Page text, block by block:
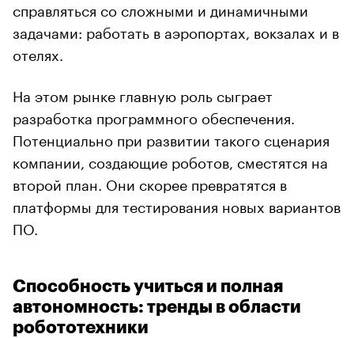
справляться со сложными и динамичными
задачами: работать в аэропортах, вокзалах и в
отелях.
На этом рынке главную роль сыграет
разработка программного обеспечения.
Потенциально при развитии такого сценария
компании, создающие роботов, сместятся на
второй план. Они скорее превратятся в
платформы для тестирования новых вариантов
ПО.
Способность учиться и полная
автономность: тренды в области
робототехники